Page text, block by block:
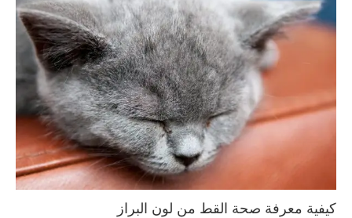
كيفية معرفة صحة القط من لون البراز